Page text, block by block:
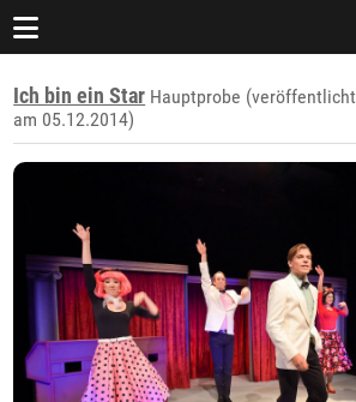
Ich bin ein Star Hauptprobe (veröffentlicht
am 05.12.2014)